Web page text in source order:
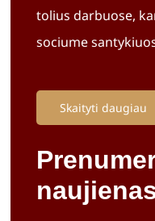
tolius darbuose,
sociume
Skaityti daugiau